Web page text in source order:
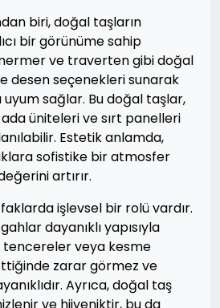
biri, doğal taşların
bir görünüme sahip
ve traverten gibi doğal
desen seçenekleri sunarak
sağlar. Bu doğal taşlar,
üniteleri ve sırt panelleri
Estetik anlamda,
sofistike bir atmosfer
artırır.
işlevsel bir rolü vardır.
dayanıklı yapısıyla
tencereler veya kesme
zarar görmez ve
Ayrıca, doğal taş
ve hijyeniktir, bu da